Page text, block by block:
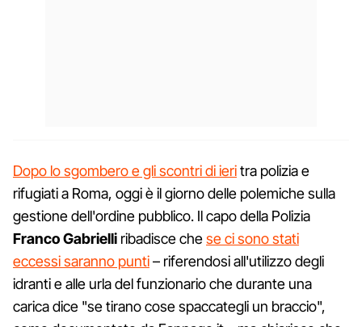
Dopo lo sgombero e gli scontri di ieritra polizia e
rifugiati a Roma, oggi è il giorno delle polemiche sulla
gestione dell'ordine pubblico. Il capo della Polizia
Franco Gabrielli ribadisce chese ci sono stati
eccessi saranno punti– riferendosi all'utilizzo degli
idranti e alle urla del funzionario che durante una
carica dice "se tirano cose spaccategli un braccio",